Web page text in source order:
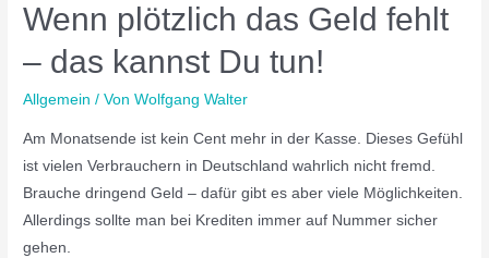
Wenn plötzlich das Geld fehlt
– das kannst Du tun!
Allgemein / VonWolfgang Walter
Am Monatsende ist kein Cent mehr in der Kasse. Dieses Gefühl
ist vielen Verbrauchern in Deutschland wahrlich nicht fremd.
Brauche dringend Geld – dafür gibt es aber viele Möglichkeiten.
Allerdings sollte man bei Krediten immer auf Nummer sicher
gehen.